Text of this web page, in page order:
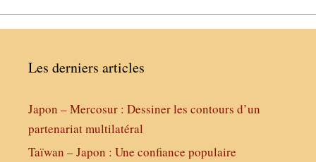
Les derniers articles
Japon – Mercosur : Dessiner les contours d’un
partenariat multilatéral
Taïwan – Japon : Une confiance populaire